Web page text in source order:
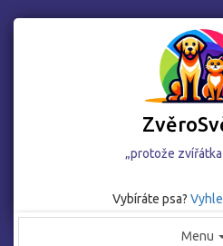
„protože
Vybíráte psa?
Menu